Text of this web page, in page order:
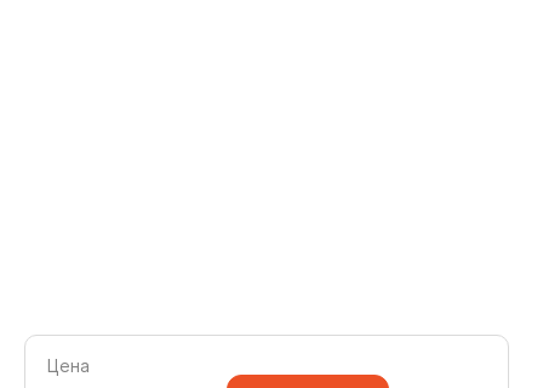
Цена